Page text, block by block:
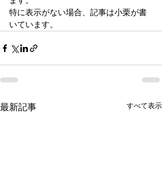
特に表示がない場合、記事は小栗が書
いています。
最新記事 すべて表示